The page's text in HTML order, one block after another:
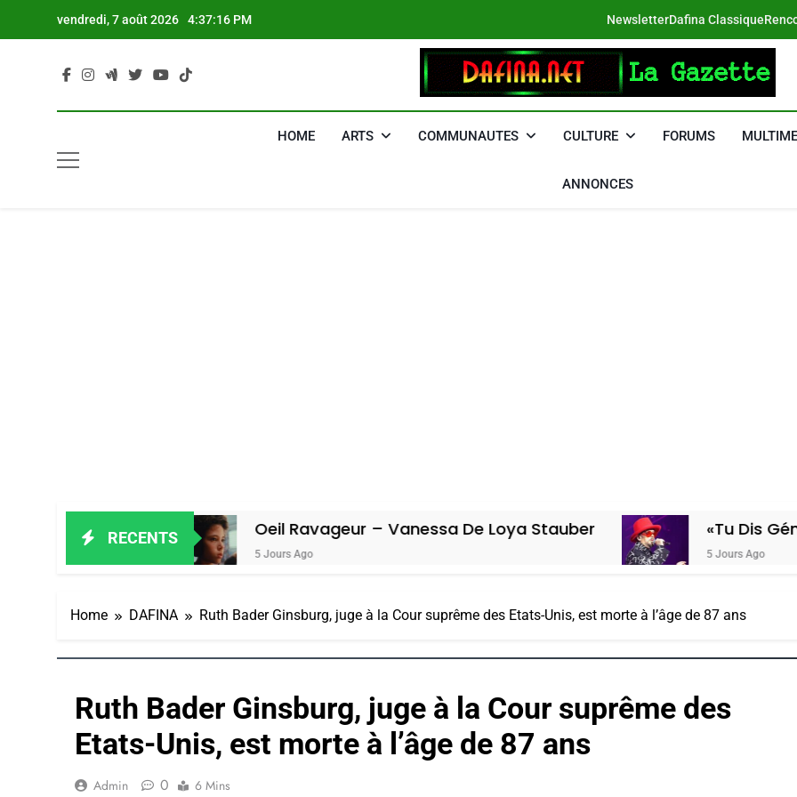
vendredi, 7 août 2026 4:37:17 PM NewsletterDafina Classique
DAFINA
HOME ARTS COMMUNAUTES CULTURE FORUMS
ANNONCES
RECENTSOeil Ravageur – Vanessa De Loya Stauber
5 Jours Ago
«Tu Dis Génocide, Je
5 Jours Ago
Home DAFINA Ruth Bader Ginsburg, juge à la Cour suprême des Etats-Unis, est morte à l’âge de 87 ans
Ruth Bader Ginsburg, juge à la Cour suprême des
Etats-Unis, est morte à l’âge de 87 ans
Admin 0 6 Mins